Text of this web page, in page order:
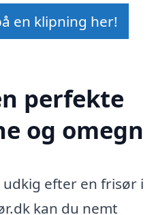
en klipning her!
perfekte
og omegn
udkig efter en frisør i
kan du nemt